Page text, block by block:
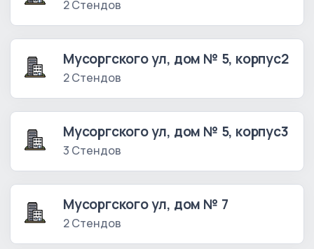
2 Стендов
Мусоргского ул, дом № 5, корпус2
2 Стендов
Мусоргского ул, дом № 5, корпус3
3 Стендов
Мусоргского ул, дом № 7
2 Стендов